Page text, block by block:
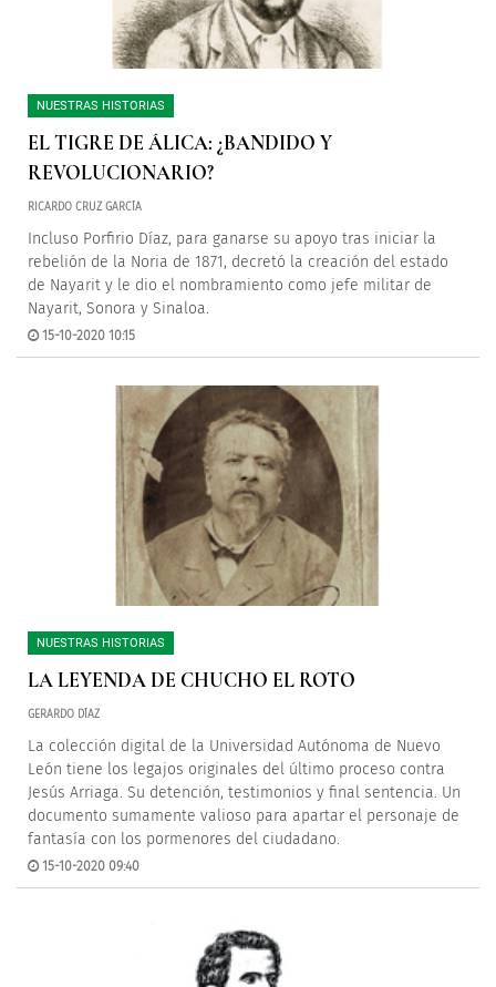
NUESTRAS HISTORIAS
EL TIGRE DE ÁLICA: ¿BANDIDO Y
REVOLUCIONARIO?
RICARDO CRUZ GARCÍA
Incluso Porfirio Díaz, para ganarse su apoyo tras iniciar la
rebelión de la Noria de 1871, decretó la creación del estado
de Nayarit y le dio el nombramiento como jefe militar de
Nayarit, Sonora y Sinaloa.
15-10-2020 10:15
NUESTRAS HISTORIAS
LA LEYENDA DE CHUCHO EL ROTO
GERARDO DÍAZ
La colección digital de la Universidad Autónoma de Nuevo
León tiene los legajos originales del último proceso contra
Jesús Arriaga. Su detención, testimonios y final sentencia. Un
documento sumamente valioso para apartar el personaje de
fantasía con los pormenores del ciudadano.
15-10-2020 09:40